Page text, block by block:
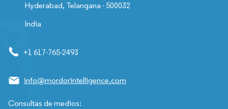
Hyderabad, Telangana - 500032
India
+1 617-765-2493
info@mordorintelligence.com
Consultas de medios: